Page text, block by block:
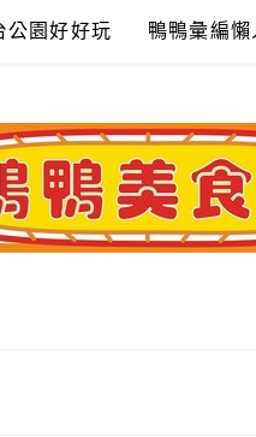
公園好好玩 鴨鴨彙編懶